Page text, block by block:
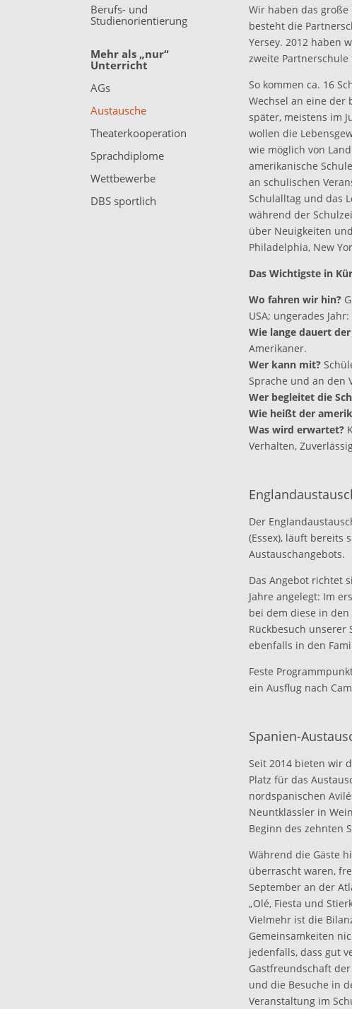
Berufs- und
Studienorientierung
Mehr als „nur“
Unterricht
AGs
Austausche
Theaterkooperation
Sprachdiplome
Wettbewerbe
DBS sportlich
Wir haben das
besteht die
Yersey. 2012 haben
zweite Partnerschule
So kommen ca. 16
Wechsel an eine der
später, meistens im
wollen die
wie möglich von
amerikanische
an schulischen
Schulalltag und das
während der
über Neuigkeiten
Philadelphia, New
Das Wichtigste in
Wo fahren wir hin?
USA; ungerades
Wie lange dauert
Amerikaner.
Wer kann mit?
Sprache und an den
Wer begleitet die
Wie heißt der
Was wird erwartet?
Verhalten,
Der
(Essex), läuft bereits
Austauschangebots.
Das Angebot richtet
Jahre angelegt: Im
bei dem diese in
Rückbesuch
ebenfalls in den
Feste
ein Ausflug nach
Spanien-
Seit 2014 bieten wir
Platz für das
nordspanischen
Neuntklässler in
Beginn des zehnten
Während die Gäste
überrascht waren,
September an der
„Olé, Fiesta und
Vielmehr ist die
Gemeinsamkeiten
jedenfalls, dass gut
Gastfreundschaft
und die Besuche in
Veranstaltung im